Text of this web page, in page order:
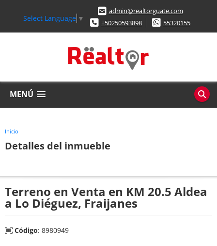
Select Language ▼
admin@realtorguate.com
+50250593898
55320155
MENÚ
Inicio
Detalles del inmueble
Terreno en Venta en KM 20.5 Aldea
a Lo Diéguez, Fraijanes
Código: 8980949